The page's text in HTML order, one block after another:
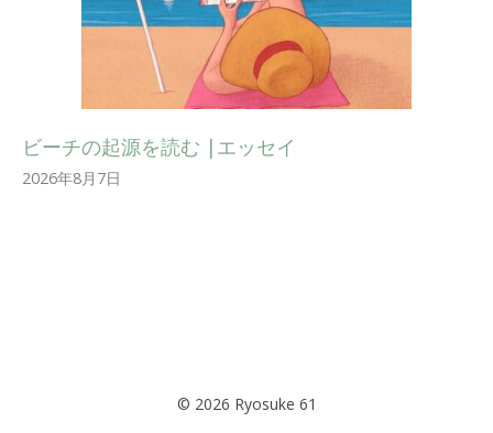
ビーチの起源を読む |エッセイ
2026年8月7日
© 2026 Ryosuke 61